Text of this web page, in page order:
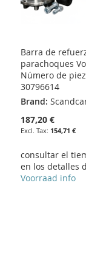
Barra de
parachoques
Número de
30796614
Brand:
187,20 €
154,71 €
consultar el
en los detalles
Voorraad info